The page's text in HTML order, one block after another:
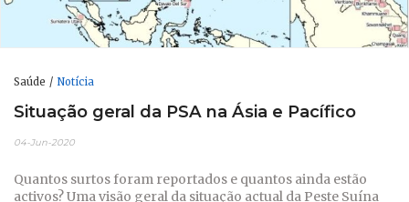
Saúde Notícia
Situação geral da PSA na Ásia e Pacífico
04-Jun-2020
Quantos surtos foram reportados e quantos ainda estão
activos? Uma visão geral da situação actual da Peste Suína